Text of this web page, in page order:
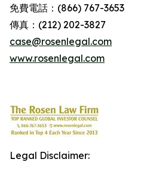
免費電話：(866) 767-3653
傳真：(212) 202-3827
case@rosenlegal.com
www.rosenlegal.com
Legal Disclaimer: